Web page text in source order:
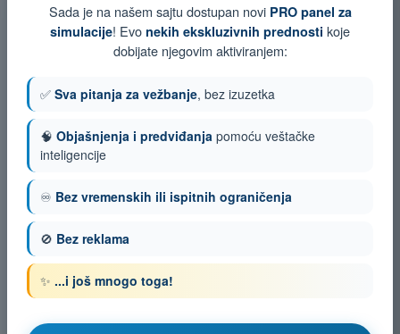
Sada je na našem sajtu dostupan novi PRO panel za
simulacije! Evo nekih ekskluzivnih prednosti koje
dobijate njegovim aktiviranjem:
✅ Sva pitanja za vežbanje, bez izuzetka
🧠 Objašnjenja i predviđanja pomoću veštačke
inteligencije
♾️ Bez vremenskih ili ispitnih ograničenja
🚫 Bez reklama
✨ ...i još mnogo toga!